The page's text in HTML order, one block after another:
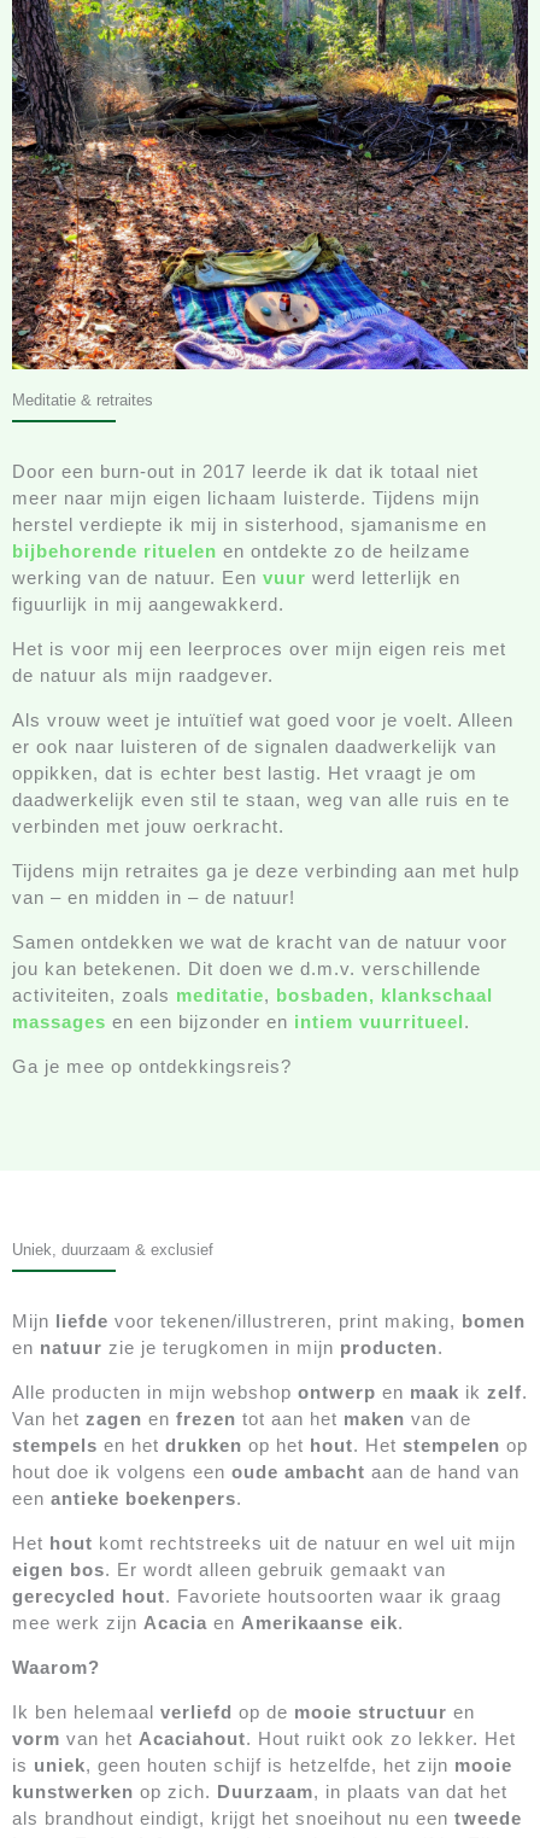
Meditatie & retraites
Door een burn-out in 2017 leerde ik dat ik totaal niet
meer naar mijn eigen lichaam luisterde. Tijdens mijn
herstel verdiepte ik mij in sisterhood, sjamanisme en
bijbehorende rituelen en ontdekte zo de heilzame
werking van de natuur. Een vuur werd letterlijk en
figuurlijk in mij aangewakkerd.
Het is voor mij een leerproces over mijn eigen reis met
de natuur als mijn raadgever.
Als vrouw weet je intuïtief wat goed voor je voelt. Alleen
er ook naar luisteren of de signalen daadwerkelijk van
oppikken, dat is echter best lastig. Het vraagt je om
daadwerkelijk even stil te staan, weg van alle ruis en te
verbinden met jouw oerkracht.
Tijdens mijn retraites ga je deze verbinding aan met hulp
van – en midden in – de natuur!
Samen ontdekken we wat de kracht van de natuur voor
jou kan betekenen. Dit doen we d.m.v. verschillende
activiteiten, zoals meditatie, bosbaden, klankschaal
massages en een bijzonder en intiem vuurritueel.
Ga je mee op ontdekkingsreis?
Uniek, duurzaam & exclusief
Mijn liefde voor tekenen/illustreren, print making, bomen
en natuur zie je terugkomen in mijn producten.
Alle producten in mijn webshop ontwerp en maak ik zelf.
Van het zagen en frezen tot aan het maken van de
stempels en het drukken op het hout. Het stempelen op
hout doe ik volgens een oude ambacht aan de hand van
een antieke boekenpers.
Het hout komt rechtstreeks uit de natuur en wel uit mijn
eigen bos. Er wordt alleen gebruik gemaakt van
gerecycled hout. Favoriete houtsoorten waar ik graag
mee werk zijn Acacia en Amerikaanse eik.
Waarom?
Ik ben helemaal verliefd op de mooie structuur en
vorm van het Acaciahout. Hout ruikt ook zo lekker. Het
is uniek, geen houten schijf is hetzelfde, het zijn mooie
kunstwerken op zich. Duurzaam, in plaats van dat het
als brandhout eindigt, krijgt het snoeihout nu een tweede